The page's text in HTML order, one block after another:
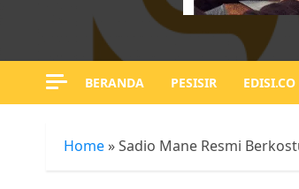
BERANDA PESISIR EDISI.CO
Home »Sadio Mane Resmi